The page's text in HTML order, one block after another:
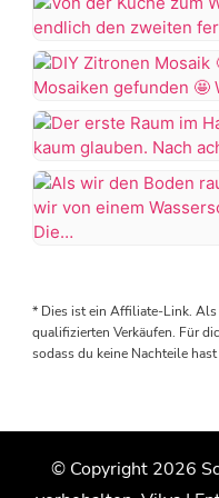
to
2024
als
wir
endlich
unsere
Terrasse
in
Angriff
genommen
#terrassengestaltung
#terrasse
#terrasseinspiration
Von
der
Küche
zum
Wohnzimmer
Kann
euch
fertigen
Raum
auf
eine
DIY
Zitronen
Mosaik
Hab
richtig
Mosaiken
gefunden
sich
Glas
Der
erste
Raum
im
endlich
fertig
Nach
acht
den
Boden
rausgenommen
wir
einem
* Dies ist ein Affiliate-Link. Als
qualifizierten Verkäufen. Für
sodass du keine Nachteile
© Copyright 2026